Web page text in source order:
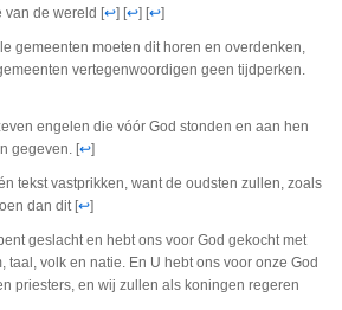
van de wereld [↩] [↩] [↩]
gemeenten moeten dit horen en overdenken,
vertegenwoordigen geen tijdperken.
engelen die vóór God stonden en aan hen
gegeven. [↩]
tekst vastprikken, want de oudsten zullen, zoals
dan dit [↩]
geslacht en hebt ons voor God gekocht met
taal, volk en natie. En U hebt ons voor onze God
priesters, en wij zullen als koningen regeren